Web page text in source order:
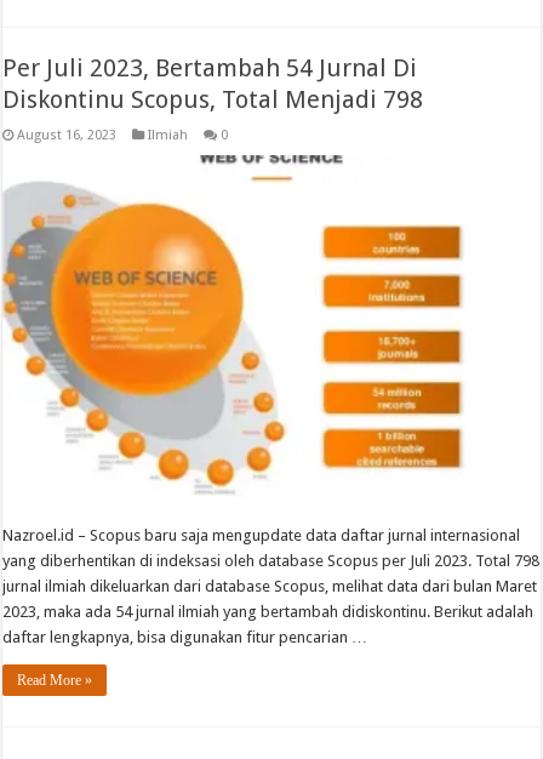
Per Juli 2023, Bertambah 54 Jurnal Di
Diskontinu Scopus, Total Menjadi 798
August 16, 2023 Ilmiah 0
Nazroel.id – Scopus baru saja mengupdate data daftar jurnal internasional
yang diberhentikan di indeksasi oleh database Scopus per Juli 2023. Total 798
jurnal ilmiah dikeluarkan dari database Scopus, melihat data dari bulan Maret
2023, maka ada 54 jurnal ilmiah yang bertambah didiskontinu. Berikut adalah
daftar lengkapnya, bisa digunakan fitur pencarian …
Read More »